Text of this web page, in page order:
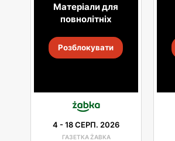
Матеріали для
повнолітніх
Розблокувати
4 -18 СЕРП. 2026
ГАЗЕТКА ŻABKA